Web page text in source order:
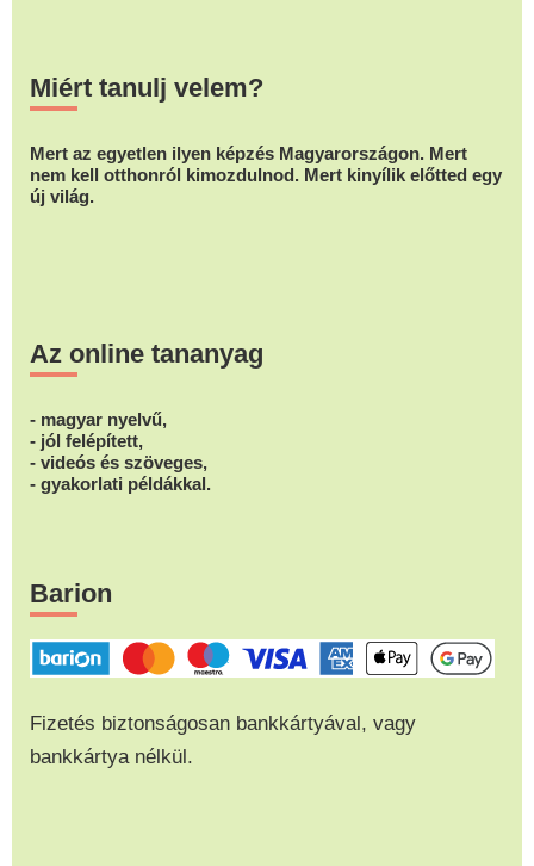
Miért tanulj velem?
Mert az egyetlen ilyen képzés Magyarországon. Mert
nem kell otthonról kimozdulnod. Mert kinyílik előtted egy
új világ.
Az online tananyag
- magyar nyelvű,
- jól felépített,
- videós és szöveges,
- gyakorlati példákkal.
Barion
Fizetés biztonságosan bankkártyával, vagy
bankkártya nélkül.